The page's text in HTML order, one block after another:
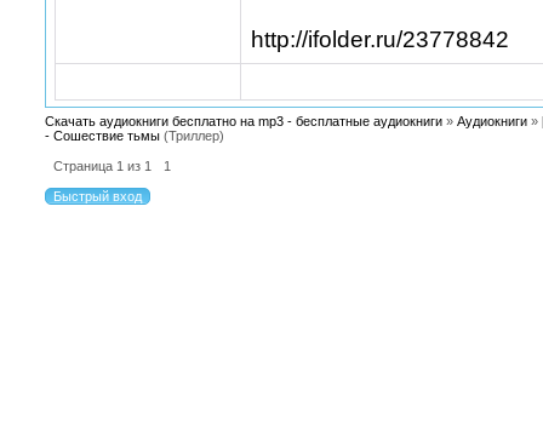
http://ifolder.ru/23778842
Скачать аудиокниги бесплатно на mp3 - бесплатные аудиокниги » Аудиокниги »
- Сошествие тьмы (Триллер)
Страница 1 из 1 1